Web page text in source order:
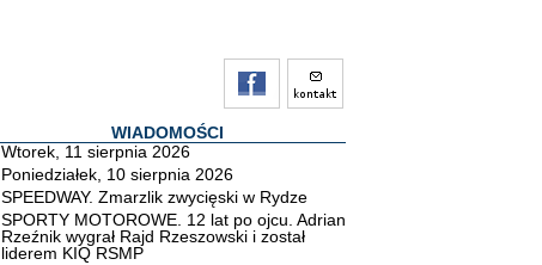
WIADOMOŚCI
Wtorek, 11 sierpnia 2026
Poniedziałek, 10 sierpnia 2026
SPEEDWAY. Zmarzlik zwycięski w Rydze
SPORTY MOTOROWE. 12 lat po ojcu. Adrian
Rzeźnik wygrał Rajd Rzeszowski i został
liderem KIQ RSMP